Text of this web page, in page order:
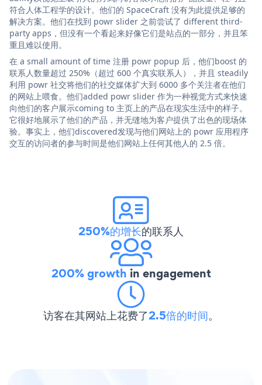
符合人体工程学的设计。他们的 SpaceCraft 没有为此提供足够的
解决方案。他们在找到 powr slider 之前尝试了 different third-
party apps，但没有一个看起来好像它们是站点的一部分，并且笨
重且难以使用。
在 a small amount of time 注册 powr popup 后，他们boost 的
联系人数量超过 250%（超过 600 个真实联系人），并且 steadily
利用 powr 社交将他们的社交媒体扩大到 6000 多个关注者在他们
的网站上喂食。他们added powr slider 作为一种视觉方式来快速
向他们的客户展示coming to 主页上的产品在现实生活中的样子。
它很好地展示了他们的产品，并无缝地为客户提供了出色的现场体
验。事实上，他们discovered发现与他们网站上的 powr 应用程序
交互的访问者的参与时间是他们网站上任何其他人的 2.5 倍。
250%的增长的联系人
200% growth in engagement
访客在其网站上花费了2.5倍的时间。